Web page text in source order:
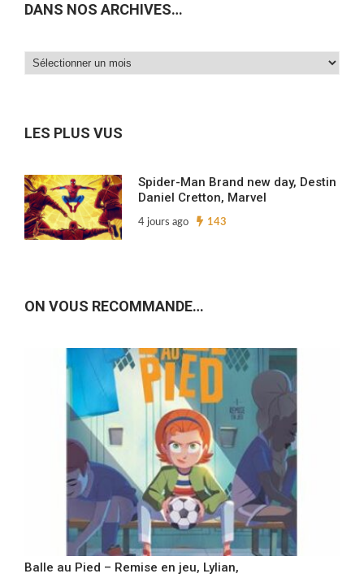
DANS NOS ARCHIVES…
Dans
LES PLUS VUS
Spider-Man Brand new day, Destin
Daniel Cretton, Marvel
4 jours ago 143
ON VOUS RECOMMANDE…
Balle au Pied – Remise en jeu, Lylian,